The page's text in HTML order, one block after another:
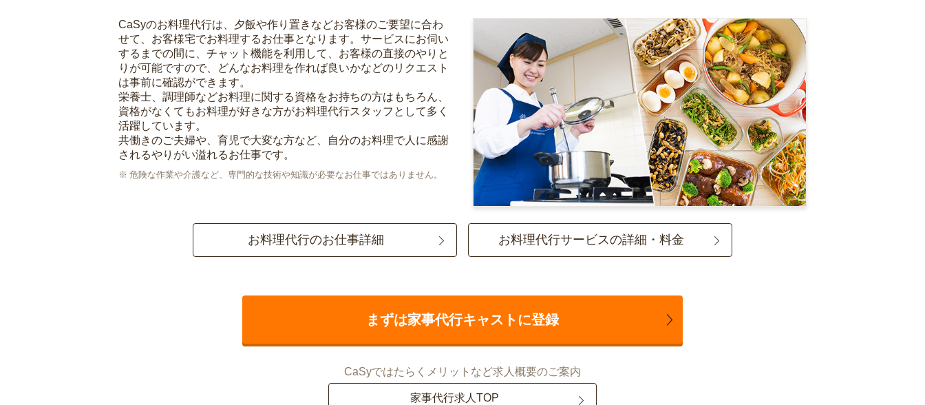
CaSyのお料理代行は、夕飯や作り置きなどお客様のご要望に合わ
せて、お客様宅でお料理するお仕事となります。サービスにお伺い
するまでの間に、チャット機能を利用して、お客様の直接のやりと
りが可能ですので、どんなお料理を作れば良いかなどのリクエスト
は事前に確認ができます。
栄養士、調理師などお料理に関する資格をお持ちの方はもちろん、
資格がなくてもお料理が好きな方がお料理代行スタッフとして多く
活躍しています。
共働きのご夫婦や、育児で大変な方など、自分のお料理で人に感謝
されるやりがい溢れるお仕事です。
危険な作業や介護など、専門的な技術や知識が必要なお仕事ではありません。
お料理代行のお仕事詳細 お料理代行サービスの詳細・料金
まずは家事代行キャストに登録
CaSyではたらくメリットなど求人概要のご案内
家事代行求人TOP